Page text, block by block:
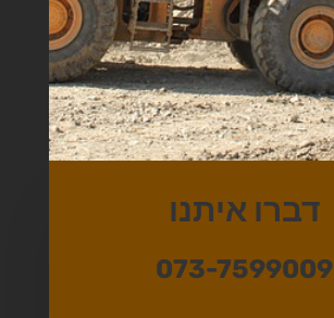
דברו איתנו
073-7599009